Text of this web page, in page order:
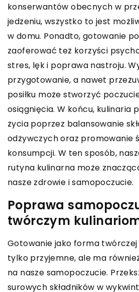
konserwantów obecnych w
jedzeniu, wszystko to jest
w domu. Ponadto, gotowanie
zaoferować też korzyści
stres, lęk i poprawa nastroju.
przygotowanie, a nawet
posiłku może stworzyć
osiągnięcia. W końcu, kulinaria
życia poprzez balansowanie
odżywczych oraz promowanie
konsumpcji. W ten sposób,
rutyna kulinarna może
nasze zdrowie i samopoczucie.
Poprawa
twórczym
Gotowanie jako forma
tylko przyjemne, ale ma
na nasze samopoczucie.
surowych składników w